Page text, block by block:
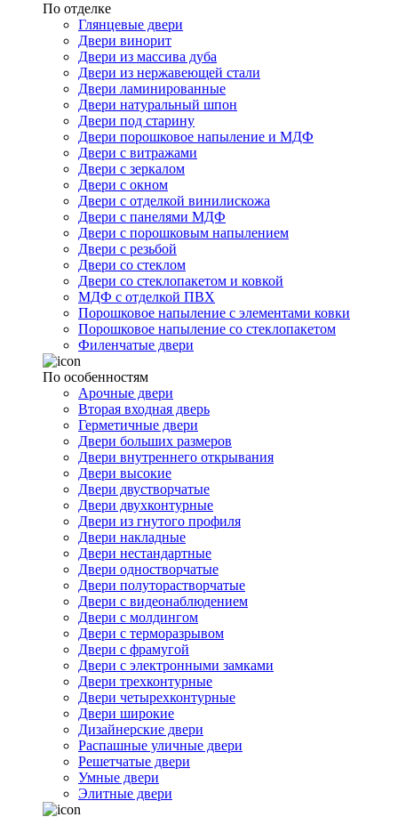
По отделке
Глянцевые двери
Двери винорит
Двери из массива дуба
Двери из нержавеющей стали
Двери ламинированные
Двери натуральный шпон
Двери под старину
Двери порошковое напыление и МДФ
Двери с витражами
Двери с зеркалом
Двери с окном
Двери с отделкой винилискожа
Двери с панелями МДФ
Двери с порошковым напылением
Двери с резьбой
Двери со стеклом
Двери со стеклопакетом и ковкой
МДФ с отделкой ПВХ
Порошковое напыление с элементами ковки
Порошковое напыление со стеклопакетом
Филенчатые двери
По особенностям
Арочные двери
Вторая входная дверь
Герметичные двери
Двери больших размеров
Двери внутреннего открывания
Двери высокие
Двери двустворчатые
Двери двухконтурные
Двери из гнутого профиля
Двери накладные
Двери нестандартные
Двери одностворчатые
Двери полуторастворчатые
Двери с видеонаблюдением
Двери с молдингом
Двери с терморазрывом
Двери с фрамугой
Двери с электронными замками
Двери трехконтурные
Двери четырехконтурные
Двери широкие
Дизайнерские двери
Распашные уличные двери
Решетчатые двери
Умные двери
Элитные двери